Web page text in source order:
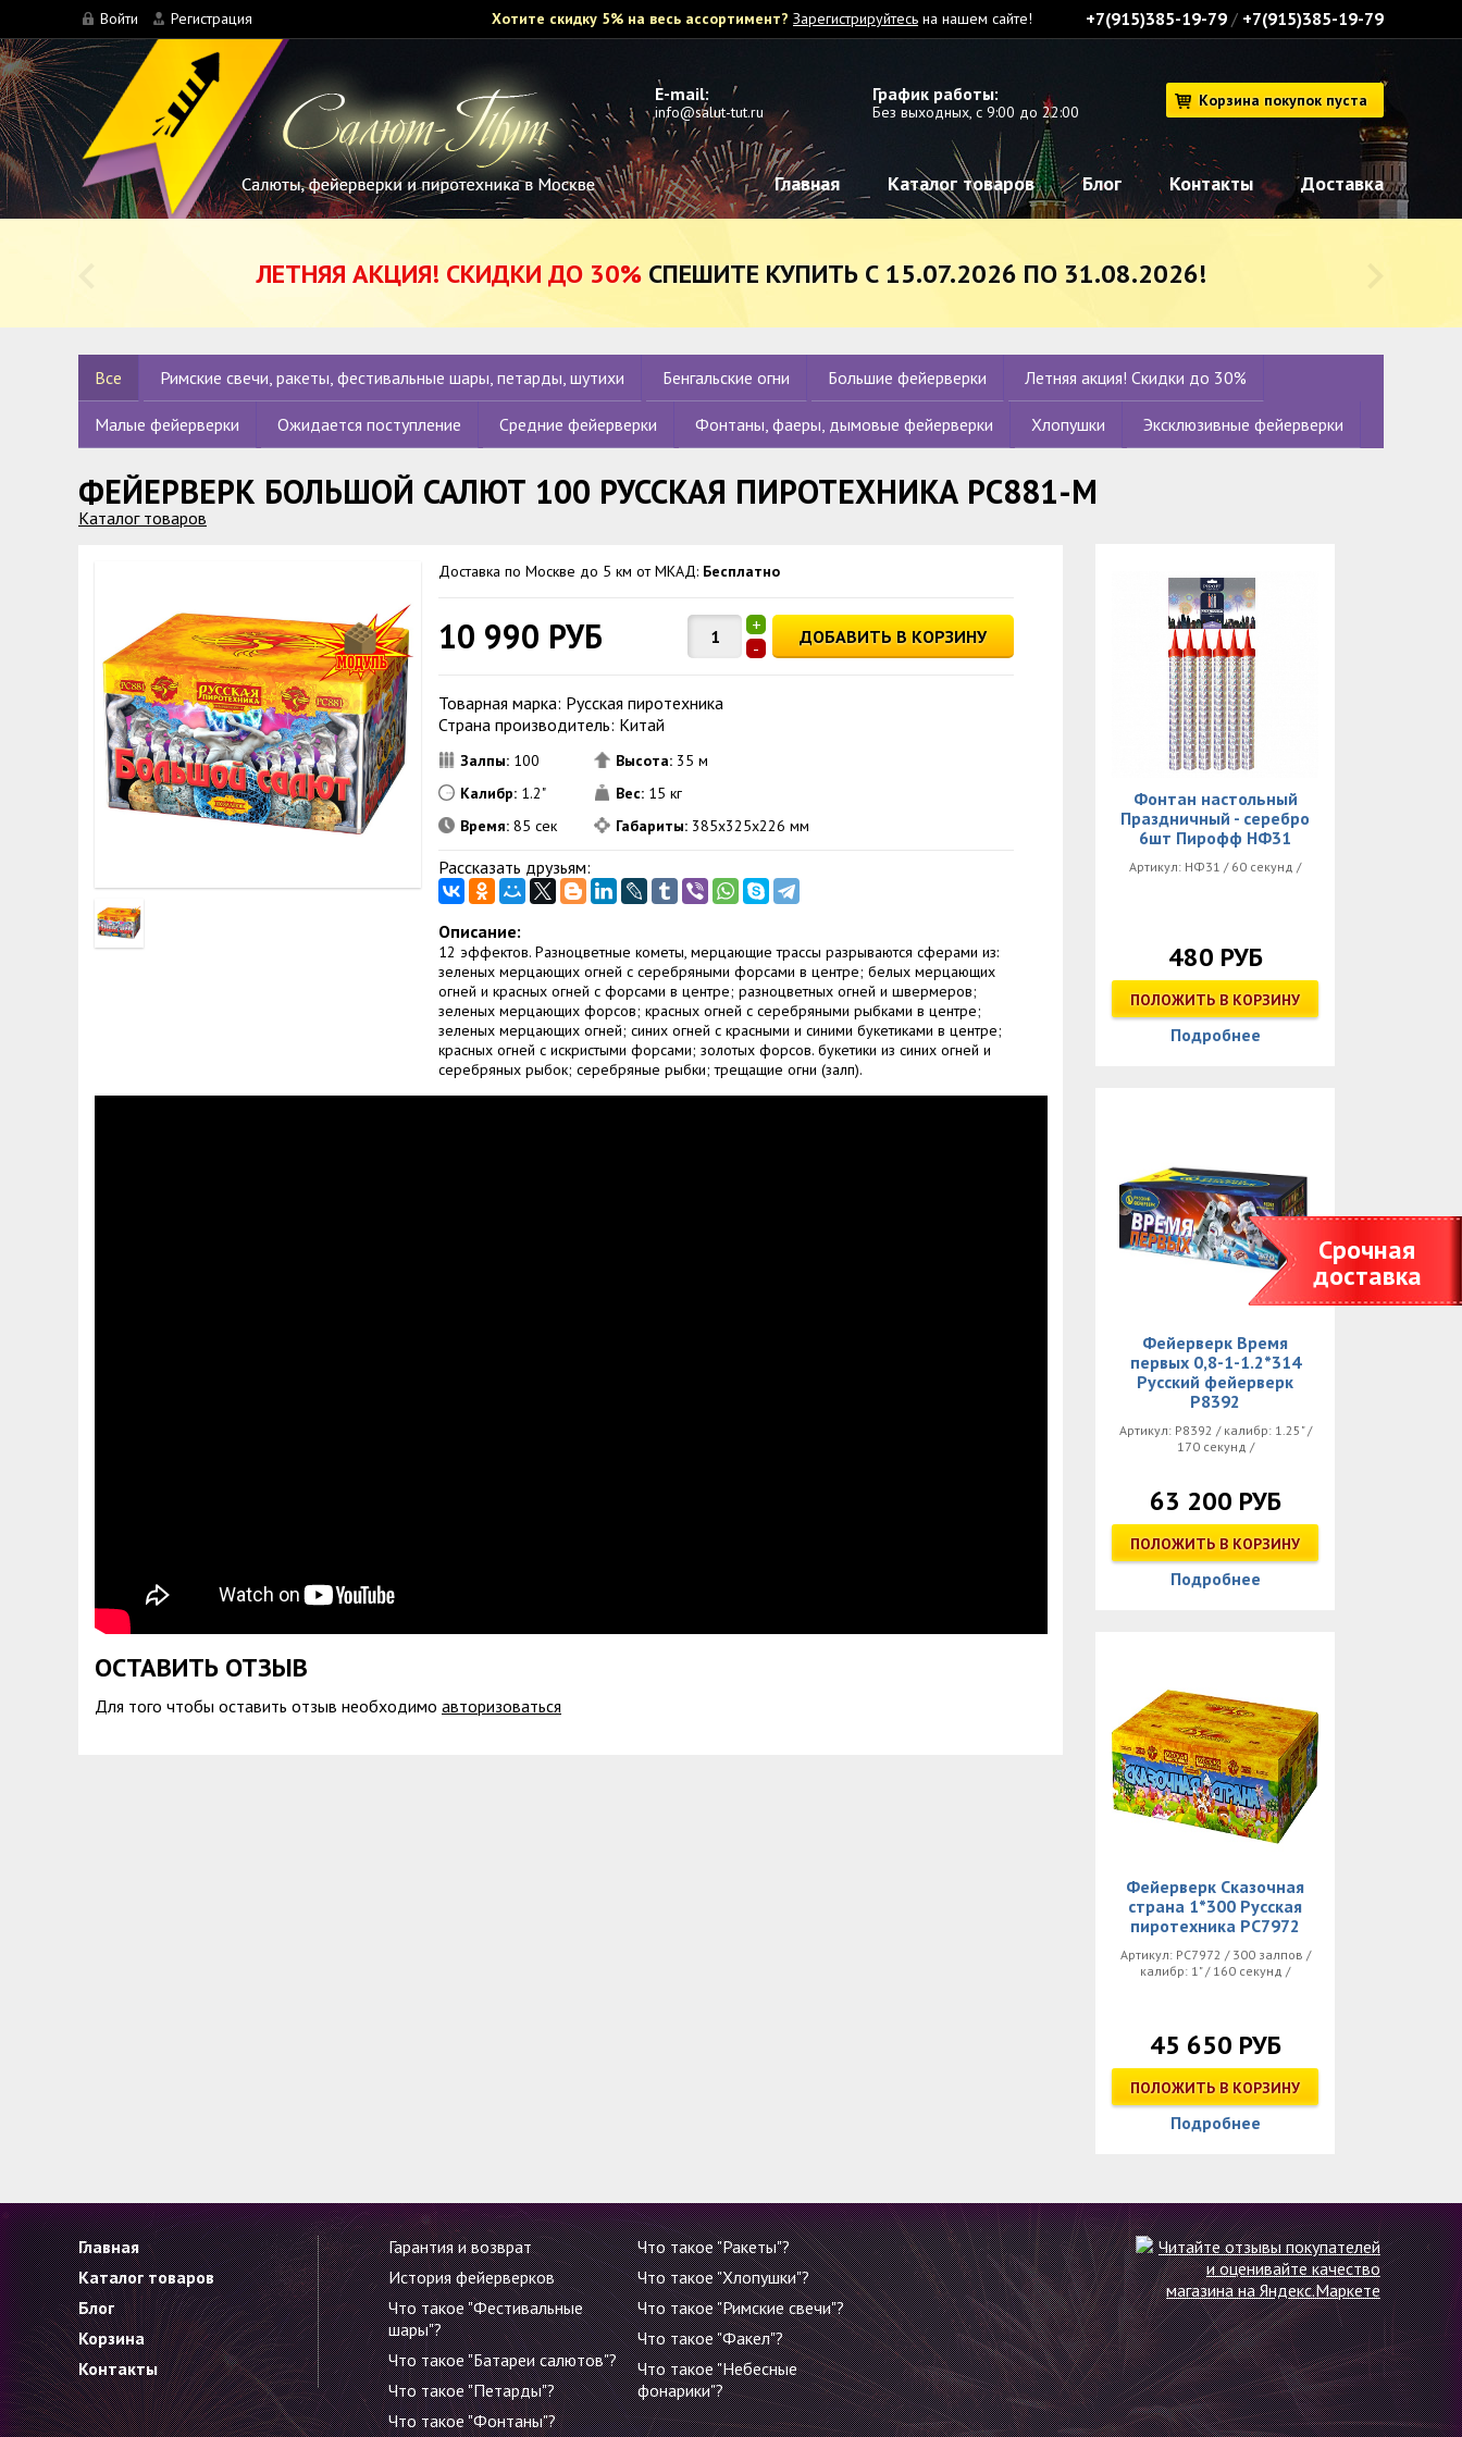
Срочная
доставка
Войти Регистрация Хотите скидку 5% на весь ассортимент? Зарегистрируйтесь на нашем сайте! +7(915)385-19-79 / +7(915)385-19-79
Главная Каталог товаров Блог Контакты Доставка
Корзина покупок пуста
E-mail:
info@salut-tut.ru
График работы:
Без выходных, с 9:00 до 22:00
ЛЕТНЯЯ АКЦИЯ! СКИДКИ ДО 30%СПЕШИТЕ КУПИТЬ С 15.07.2026 ПО 31.08.2026!
Все Римские свечи, ракеты, фестивальные шары, петарды, шутихи Бенгальские огни Большие фейерверки Летняя акция! Скидки до 30%
Малые фейерверки Ожидается поступление Средние фейерверки Фонтаны, фаеры, дымовые фейерверки Хлопушки Эксклюзивные фейерверки
ФЕЙЕРВЕРК БОЛЬШОЙ САЛЮТ 100 РУССКАЯ ПИРОТЕХНИКА РС881-М
Каталог товаров
Доставка по Москве до 5 км от МКАД: Бесплатно
10 990 РУБ
+
-
ДОБАВИТЬ В КОРЗИНУ
Товарная марка: Русская пиротехника
Страна производитель: Китай
Залпы: 100
Калибр: 1.2"
Время: 85 сек
Высота: 35 м
Вес: 15 кг
Габариты: 385х325х226 мм
Рассказать друзьям:
Описание:
12 эффектов. Разноцветные кометы, мерцающие трассы разрываются сферами из:
зеленых мерцающих огней с серебряными форсами в центре; белых мерцающих
огней и красных огней с форсами в центре; разноцветных огней и швермеров;
зеленых мерцающих форсов; красных огней с серебряными рыбками в центре;
зеленых мерцающих огней; синих огней с красными и синими букетиками в центре;
красных огней с искристыми форсами; золотых форсов. букетики из синих огней и
серебряных рыбок; серебряные рыбки; трещащие огни (залп).
ОСТАВИТЬ ОТЗЫВ
Для того чтобы оставить отзыв необходимо авторизоваться
Фонтан настольный
Праздничный - серебро
6шт Пирофф НФ31
Артикул: НФ31 / 60 секунд /
480 РУБ
ПОЛОЖИТЬ В КОРЗИНУ
Подробнее
Фейерверк Время
первых 0,8-1-1.2*314
Русский фейерверк
Р8392
Артикул: Р8392 / калибр: 1.25" /
170 секунд /
63 200 РУБ
ПОЛОЖИТЬ В КОРЗИНУ
Подробнее
Фейерверк Сказочная
страна 1*300 Русская
пиротехника РС7972
Артикул: РС7972 / 300 залпов /
калибр: 1" / 160 секунд /
45 650 РУБ
ПОЛОЖИТЬ В КОРЗИНУ
Подробнее
Главная
Каталог товаров
Блог
Корзина
Контакты
Гарантия и возврат
История фейерверков
Что такое "Фестивальные
шары"?
Что такое "Батареи салютов"?
Что такое "Петарды"?
Что такое "Фонтаны"?
Что такое "Ракеты"?
Что такое "Хлопушки"?
Что такое "Римские свечи"?
Что такое "Факел"?
Что такое "Небесные
фонарики"?